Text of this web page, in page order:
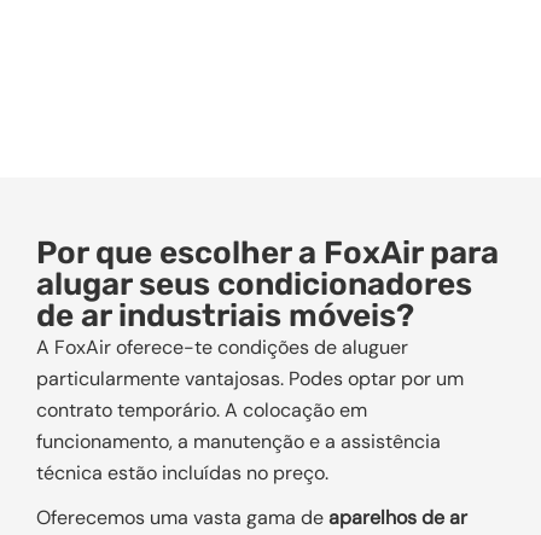
Por que escolher a FoxAir para
alugar seus condicionadores
de ar industriais móveis?
A FoxAir oferece-te condições de aluguer
particularmente vantajosas. Podes optar por um
contrato temporário. A colocação em
funcionamento, a manutenção e a assistência
técnica estão incluídas no preço.
Oferecemos uma vasta gama deaparelhos de ar